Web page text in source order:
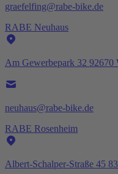
graefelfing@rabe-bike.de
RABE Neuhaus
Am Gewerbepark 32 92670
neuhaus@rabe-bike.de
RABE Rosenheim
Albert-Schalper-Straße 45